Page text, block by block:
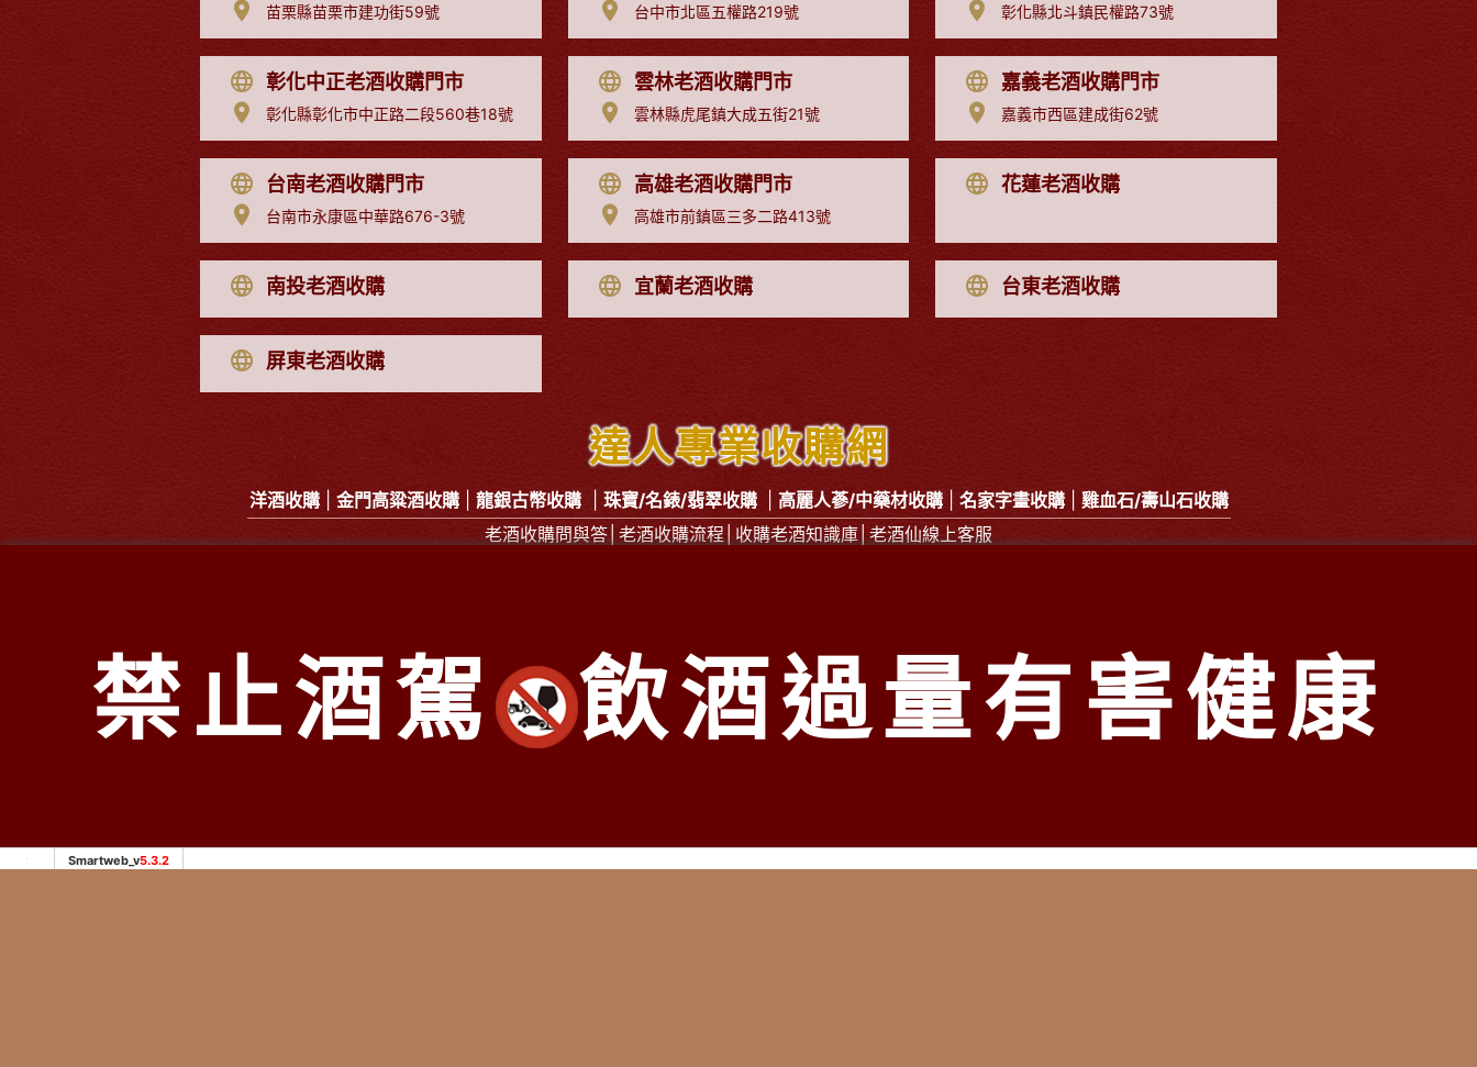
苗栗縣苗栗市建功街59號 台中市北區五權路219號 彰化縣北斗鎮民權路73號
彰化中正老酒收購門市
彰化縣彰化市中正路二段560巷18號
雲林老酒收購門市
雲林縣虎尾鎮大成五街21號
嘉義老酒收購門市
嘉義市西區建成街62號
台南老酒收購門市
台南市永康區中華路676-3號
高雄老酒收購門市
高雄市前鎮區三多二路413號
花蓮老酒收購
南投老酒收購 宜蘭老酒收購 台東老酒收購
屏東老酒收購
達人專業收購網
洋酒收購| 金門高粱酒收購| 龍銀古幣收購 珠寶/名錶/翡翠收購 高麗人蔘/中藥材收購| 名家字畫收購| 雞血石/壽山石收購
老酒收購問與答 │ 老酒收購流程 │ 收購老酒知識庫 │ 老酒仙線上客服
南部老酒收購中心： 高雄市前鎮區三多二路413號 電話：07-338-3237
Copyright 2016老酒仙洋酒收購中心版權所有
服務範圍：台北、新北市 桃園 、 新竹市 、苗栗、台中市、南投 、彰化、雲林 、嘉義、台南市、高雄市、 屏東、台東 宜蘭、花蓮 基隆...等縣市
禁止酒駕 飲酒過量有害健康
Smartweb_v5.3.2